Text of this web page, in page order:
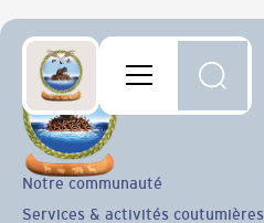
Notre communauté
Services & activités coutumières